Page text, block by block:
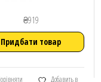
₴919
Придбати товар
Добавить в